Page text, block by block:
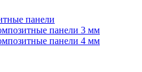
панели
панели 3 мм
панели 4 мм